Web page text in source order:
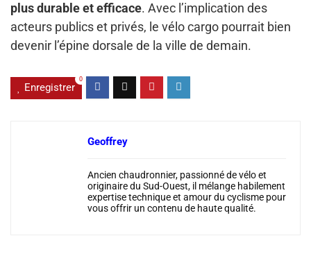
plus durable et efficace. Avec l’implication des
acteurs publics et privés, le vélo cargo pourrait bien
devenir l’épine dorsale de la ville de demain.
Enregistrer
0
Geoffrey
Ancien chaudronnier, passionné de vélo et
originaire du Sud-Ouest, il mélange habilement
expertise technique et amour du cyclisme pour
vous offrir un contenu de haute qualité.